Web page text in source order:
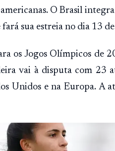
O Brasil
sua estreia no dia 13
os Jogos Olímpicos de
vai à disputa com 23
Unidos e na Europa. A